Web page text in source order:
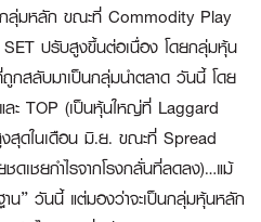
ลุ่มหลัก ขณะที่ Commodity Play
SET ปรับสูงขึ้นต่อเนื่อง โดยกลุ่มหุ้น
สลับมาเป็นกลุ่มนำตลาด วันนี้ โดย
ะ TOP (เป็นหุ้นใหญ่ที่ Laggard
สุดในเดือน มิ.ย. ขณะที่ Spread
ดเชยกำไรจากโรงกลั่นที่ลดลง)…แม้
” วันนี้ แต่มองว่าจะเป็นกลุ่มหุ้นหลัก